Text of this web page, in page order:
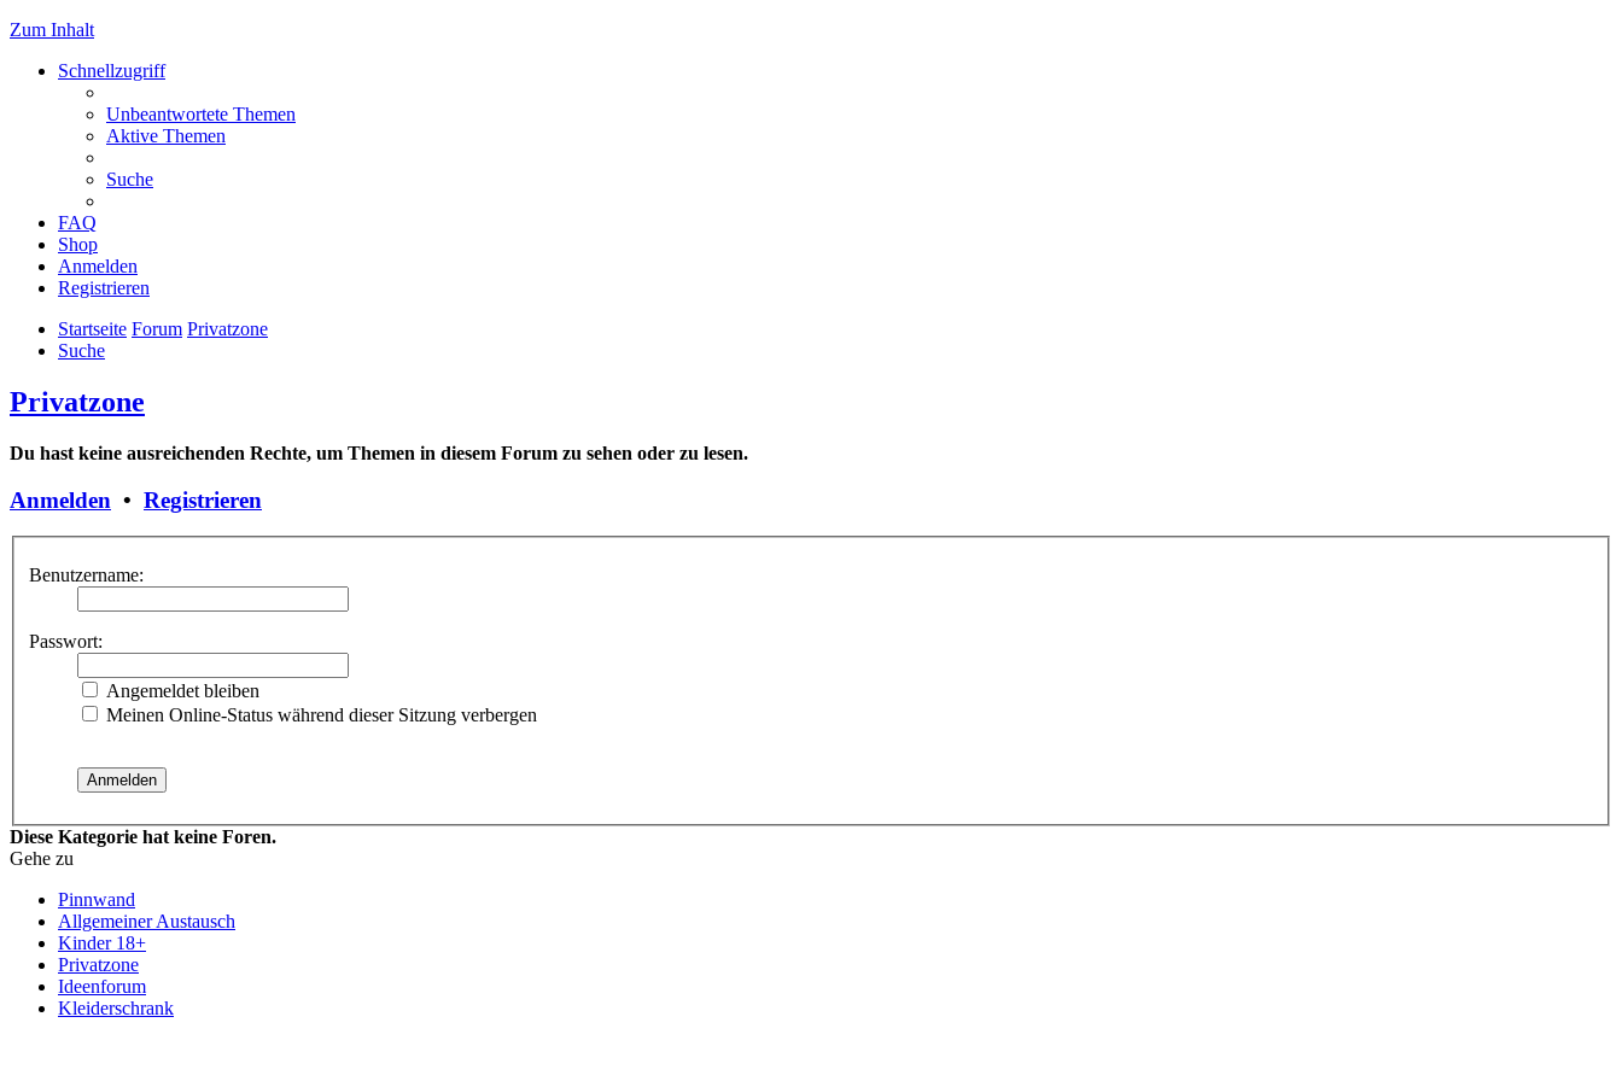
Zum Inhalt
Schnellzugriff
Unbeantwortete Themen
Aktive Themen
Suche
FAQ
Shop
Anmelden
Registrieren
Startseite Forum Privatzone
Suche
Privatzone
Du hast keine ausreichenden Rechte, um Themen in diesem Forum zu sehen oder zu lesen.
Anmelden • Registrieren
Benutzername:
Passwort:
Angemeldet bleiben
Meinen Online-Status während dieser Sitzung verbergen
Diese Kategorie hat keine Foren.
Gehe zu
Pinnwand
Allgemeiner Austausch
Kinder 18+
Privatzone
Ideenforum
Kleiderschrank